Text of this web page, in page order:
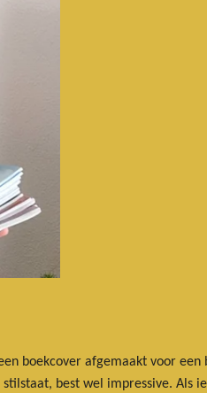
boekcover afgemaakt voor
best wel impressive. Als